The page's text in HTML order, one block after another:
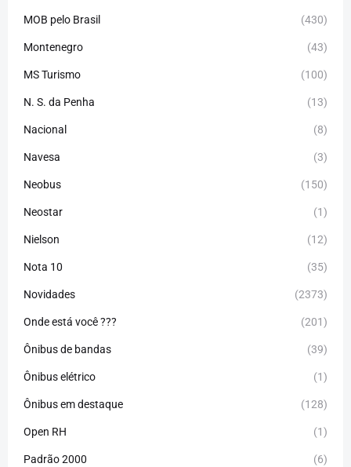
MOB pelo Brasil (430)
Montenegro (43)
MS Turismo (100)
N. S. da Penha (13)
Nacional (8)
Navesa (3)
Neobus (150)
Neostar (1)
Nielson (12)
Nota 10 (35)
Novidades (2373)
Onde está você ??? (201)
Ônibus de bandas (39)
Ônibus elétrico (1)
Ônibus em destaque (128)
Open RH (1)
Padrão 2000 (6)